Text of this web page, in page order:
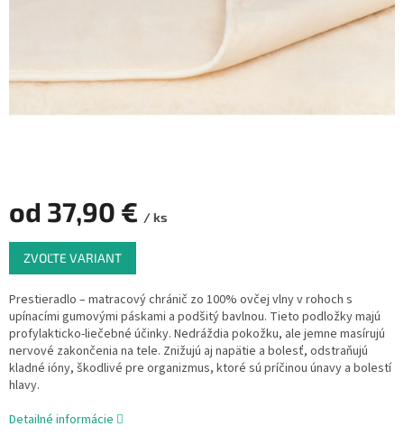
od 37,90 € / ks
Jednotková
cena:
ZVOĽTE VARIANT
Prestieradlo – matracový chránič zo 100% ovčej vlny v rohoch s
upínacími gumovými páskami a podšitý bavlnou. Tieto podložky majú
profylakticko-liečebné účinky. Nedráždia pokožku, ale jemne masírujú
nervové zakončenia na tele. Znižujú aj napätie a bolesť, odstraňujú
kladné ióny, škodlivé pre organizmus, ktoré sú príčinou únavy a bolestí
hlavy.
Detailné informácie